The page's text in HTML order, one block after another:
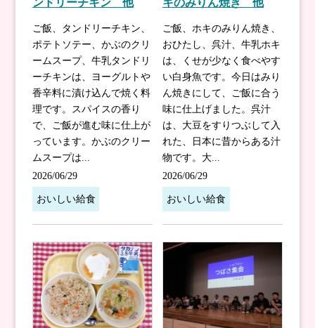
ンドリーチキン 他
ご飯、タンドリーチキン、
ポテトソテー、かぶのクリ
ームスープ、牛乳タンドリ
ーチキンは、ヨーグルトや
香辛料に漬け込んで焼く料
理です。スパイスの香り
で、ご飯が進む味に仕上が
っています。かぶのクリー
ムスープは...
2026/06/29
おいしい給食
キのみりん焼き 他
ご飯、ホキのみりん焼き、
おひたし、呉汁、牛乳ホキ
は、くせが少なく食べやす
い白身魚です。今日はみり
ん焼きにして、ご飯に合う
味に仕上げました。呉汁
は、大豆をすりつぶして入
れた、日本に昔からある汁
物です。大...
2026/06/29
おいしい給食